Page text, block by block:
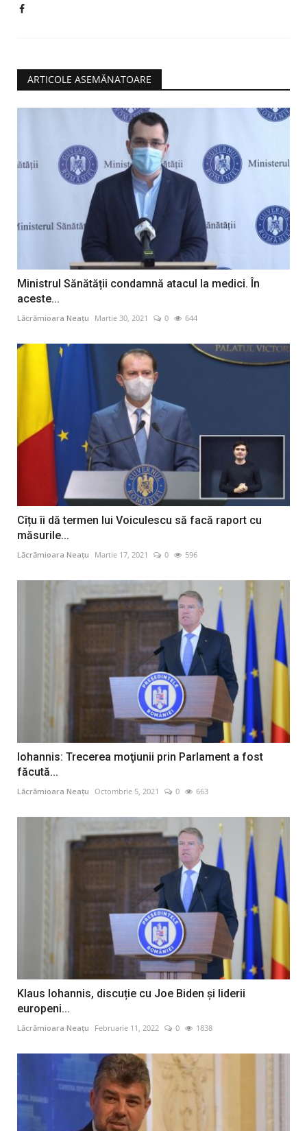
ARTICOLE ASEMĂNATOARE
Ministrul Sănătății condamnă atacul la medici. În
aceste...
Lăcrămioara Neațu Martie 30, 2021 0 644
Cîțu îi dă termen lui Voiculescu să facă raport cu
măsurile...
Lăcrămioara Neațu Martie 17, 2021 0 596
Iohannis: Trecerea moţiunii prin Parlament a fost
făcută...
Lăcrămioara Neațu Octombrie 5, 2021 0 663
Klaus Iohannis, discuție cu Joe Biden și liderii
europeni...
Lăcrămioara Neațu Februarie 11, 2022 0 1838